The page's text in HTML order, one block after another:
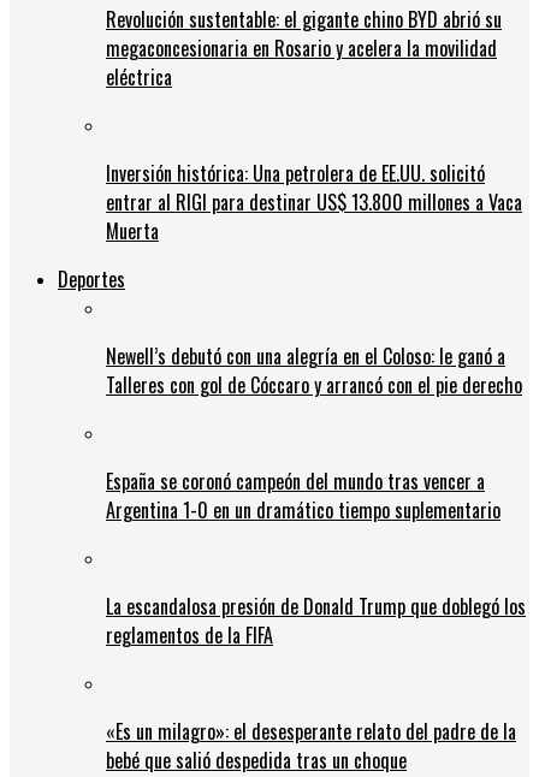
Revolución sustentable: el gigante chino BYD abrió su
megaconcesionaria en Rosario y acelera la movilidad
eléctrica
Inversión histórica: Una petrolera de EE.UU. solicitó
entrar al RIGI para destinar US$ 13.800 millones a Vaca
Muerta
Deportes
Newell’s debutó con una alegría en el Coloso: le ganó a
Talleres con gol de Cóccaro y arrancó con el pie derecho
España se coronó campeón del mundo tras vencer a
Argentina 1-0 en un dramático tiempo suplementario
La escandalosa presión de Donald Trump que doblegó los
reglamentos de la FIFA
«Es un milagro»: el desesperante relato del padre de la
bebé que salió despedida tras un choque